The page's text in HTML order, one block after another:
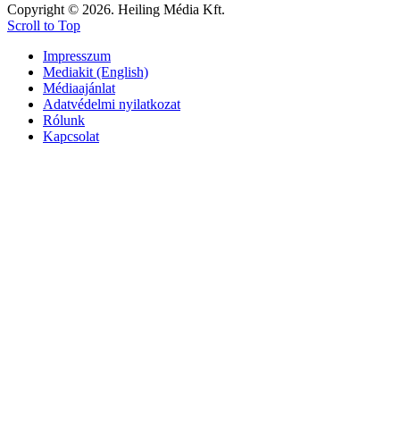
Copyright © 2026. Heiling Média Kft.
Scroll to Top
Impresszum
Mediakit (English)
Médiaajánlat
Adatvédelmi nyilatkozat
Rólunk
Kapcsolat